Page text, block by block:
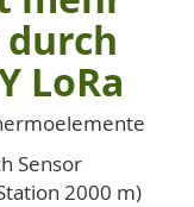
LoRa
Sensor
2000 m)